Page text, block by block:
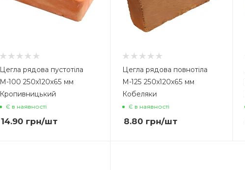
Цегла рядова пустотіла
М-100 250х120х65 мм
Кропивницький
Є в наявності
14.90 грн/шт
Цегла рядова повнотіла
М-125 250х120х65 мм
Кобеляки
Є в наявності
8.80 грн/шт